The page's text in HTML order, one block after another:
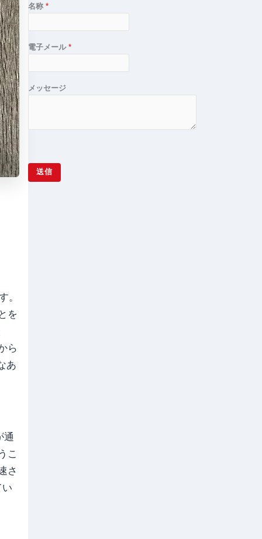
。
を
ら
あ
通
こ
さ
名称*
電子メール*
メッセージ
送信